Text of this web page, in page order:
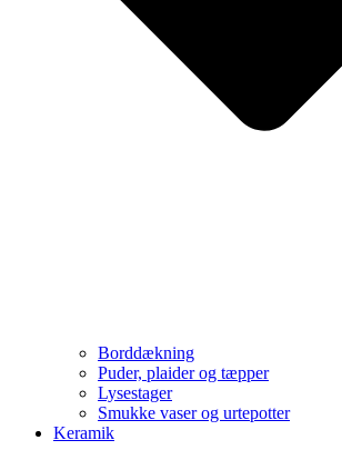
Borddækning
Puder, plaider og tæpper
Lysestager
Smukke vaser og urtepotter
Keramik